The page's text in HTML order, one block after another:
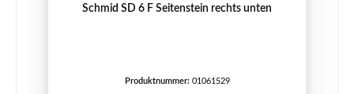
Schmid SD 6 F Seitenstein rechts unten
Produktnummer: 01061529